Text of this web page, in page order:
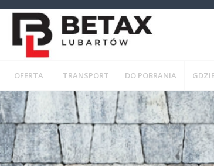
OFERTA TRANSPORT DO POBRANIA